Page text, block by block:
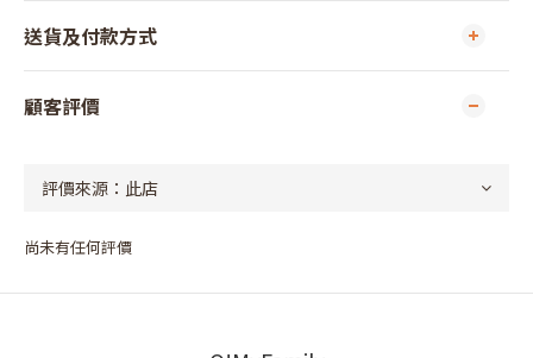
送貨及付款方式
顧客評價
尚未有任何評價